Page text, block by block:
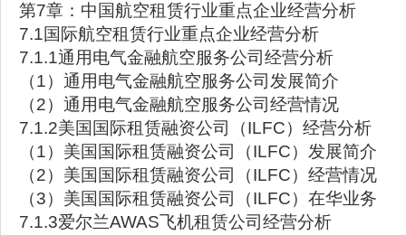
第7章：中国航空租赁行业重点企业经营分析
7.1国际航空租赁行业重点企业经营分析
7.1.1通用电气金融航空服务公司经营分析
（1）通用电气金融航空服务公司发展简介
（2）通用电气金融航空服务公司经营情况
7.1.2美国国际租赁融资公司（ILFC）经营分析
（1）美国国际租赁融资公司（ILFC）发展简介
（2）美国国际租赁融资公司（ILFC）经营情况
（3）美国国际租赁融资公司（ILFC）在华业务
7.1.3爱尔兰AWAS飞机租赁公司经营分析